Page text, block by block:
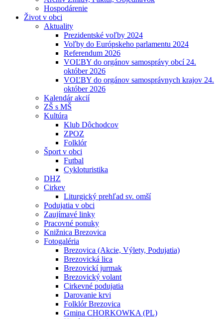
Hospodárenie
Život v obci
Aktuality
Prezidentské voľby 2024
Voľby do Európskeho parlamentu 2024
Referendum 2026
VOĽBY do orgánov samosprávy obcí 24.
október 2026
VOĽBY do orgánov samosprávnych krajov 24.
október 2026
Kalendár akcií
ZŠ s MŠ
Kultúra
Klub Dôchodcov
ZPOZ
Folklór
Šport v obci
Futbal
Cykloturistika
DHZ
Cirkev
Liturgický prehľad sv. omší
Podujatia v obci
Zaujímavé linky
Pracovné ponuky
Knižnica Brezovica
Fotogaléria
Brezovica (Akcie, Výlety, Podujatia)
Brezovická lica
Brezovickí jurmak
Brezovický volant
Cirkevné podujatia
Darovanie krvi
Folklór Brezovica
Gmina CHORKOWKA (PL)